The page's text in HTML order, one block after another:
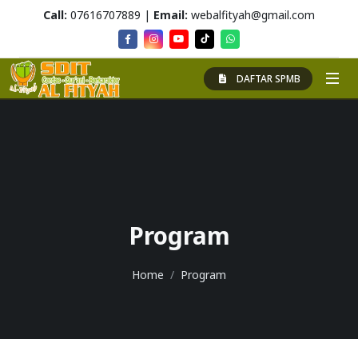
Call: 07616707889 | Email: webalfityah@gmail.com
DAFTAR SPMB
Program
Home Program